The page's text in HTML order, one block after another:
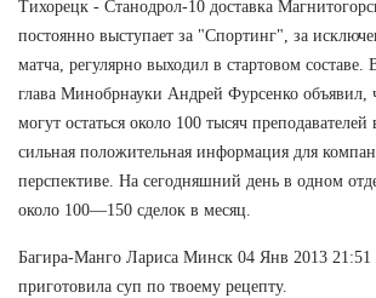
Тихорецк - Станодрол-10 доставка
постоянно выступает за "Спортинг", за
матча, регулярно выходил в стартовом составе.
глава Минобрнауки Андрей Фурсенко объявил,
могут остаться около 100 тысяч
сильная положительная информация для
перспективе. На сегодняшний день в одном
около 100—150 сделок в месяц.
Багира-Манго Лариса Минск 04 Янв 2013 21:51
приготовила суп по твоему рецепту.